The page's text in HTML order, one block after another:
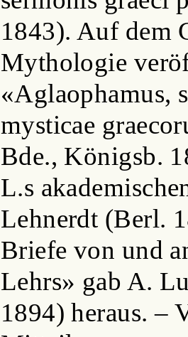
1843). Auf dem
Mythologie
«Aglaophamus,
mysticae
Bde., Königsb.
L.s
Lehnerdt (Berl.
Briefe von und
Lehrs» gab A.
1894) heraus. –